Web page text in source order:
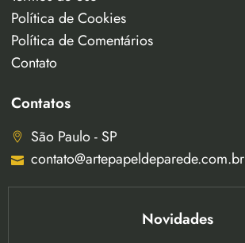
Política de Cookies
Política de Comentários
Contato
Contatos
São Paulo - SP
contato@artepapeldeparede.com.br
Novidades